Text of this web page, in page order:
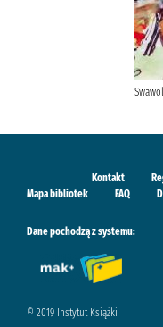
Kontakt
Mapa bibliotek
FAQ
Dane pochodzą z systemu:
© 2019 Instytut Książki